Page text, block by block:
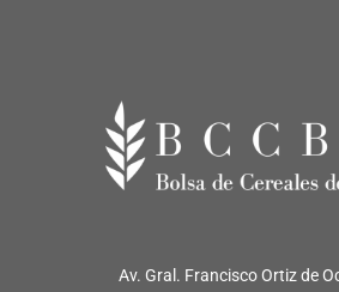
Av. Gral. Francisco Ortiz de